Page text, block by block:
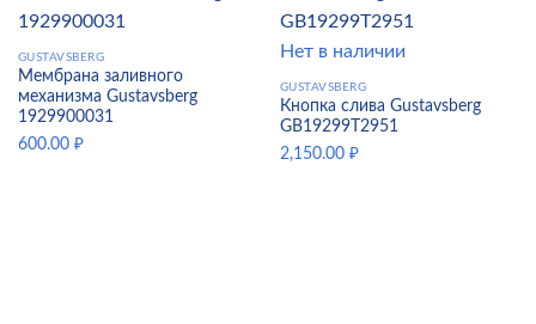
GUSTAVSBERG
Мембрана заливного
механизма Gustavsberg
1929900031
600.00 ₽
Нет в наличии
GUSTAVSBERG
Кнопка слива Gustavsberg
GB19299T2951
2,150.00 ₽